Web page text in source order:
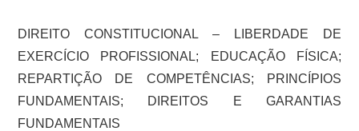
DIREITO CONSTITUCIONAL – LIBERDADE DE
EXERCÍCIO PROFISSIONAL; EDUCAÇÃO FÍSICA;
REPARTIÇÃO DE COMPETÊNCIAS; PRINCÍPIOS
FUNDAMENTAIS; DIREITOS E GARANTIAS
FUNDAMENTAIS